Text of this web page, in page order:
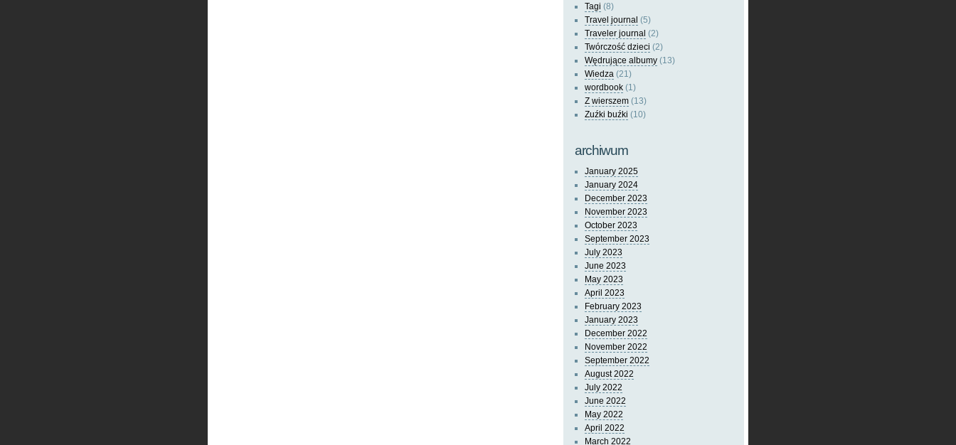
Tagi (8)
Travel journal (5)
Traveler journal (2)
Twórczość dzieci (2)
Wędrujące albumy (13)
Wiedza (21)
wordbook (1)
Z wierszem (13)
Zuźki buźki (10)
archiwum
January 2025
January 2024
December 2023
November 2023
October 2023
September 2023
July 2023
June 2023
May 2023
April 2023
February 2023
January 2023
December 2022
November 2022
September 2022
August 2022
July 2022
June 2022
May 2022
April 2022
March 2022